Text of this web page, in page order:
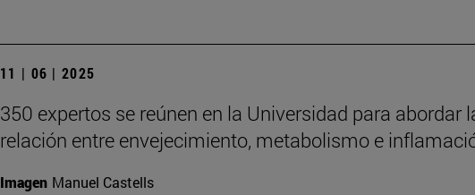
11 | 06 | 2025
350 expertos se reúnen en la Universidad para abordar
relación entre envejecimiento, metabolismo e
Imagen Manuel Castells